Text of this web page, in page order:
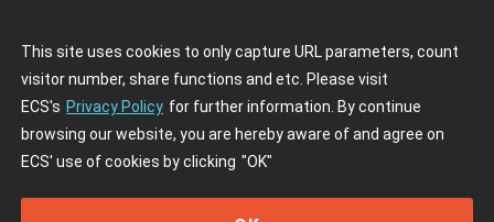
This site uses cookies to only capture URL parameters, count
visitor number, share functions and etc. Please visit
ECS's Privacy Policy for further information. By continue
browsing our website, you are hereby aware of and agree on
ECS' use of cookies by clicking "OK"